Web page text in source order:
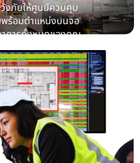
วังภัยให้ศูนย์ควบคุม
ร้อมตำแหน่งบนจอ
คารทั้งหมดของคุณ
เติม